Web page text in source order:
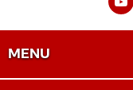
MENU